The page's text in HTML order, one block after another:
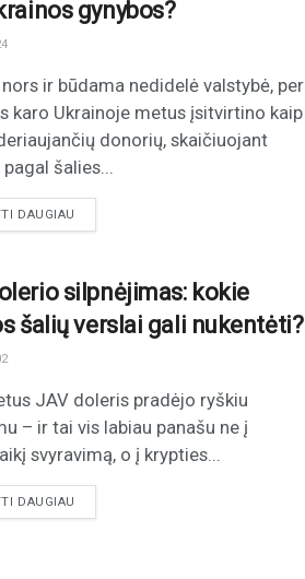
gynybos?
ir būdama nedidelė valstybė, per
karo Ukrainoje metus įsitvirtino kaip
donorių, skaičiuojant
šalies...
DAUGIAU
silpnėjimas: kokie
šalių verslai gali nukentėti?
JAV doleris pradėjo ryškiu
– ir tai vis labiau panašu ne į
svyravimą, o į krypties...
DAUGIAU